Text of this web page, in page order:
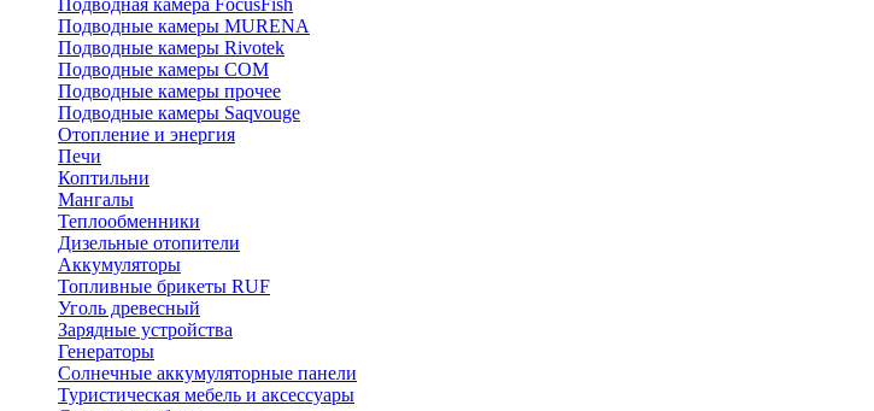
Подводная камера FocusFish
Подводные камеры MURENA
Подводные камеры Rivotek
Подводные камеры СОМ
Подводные камеры прочее
Подводные камеры Saqvouge
Отопление и энергия
Печи
Коптильни
Мангалы
Теплообменники
Дизельные отопители
Аккумуляторы
Топливные брикеты RUF
Уголь древесный
Зарядные устройства
Генераторы
Солнечные аккумуляторные панели
Туристическая мебель и аксессуары